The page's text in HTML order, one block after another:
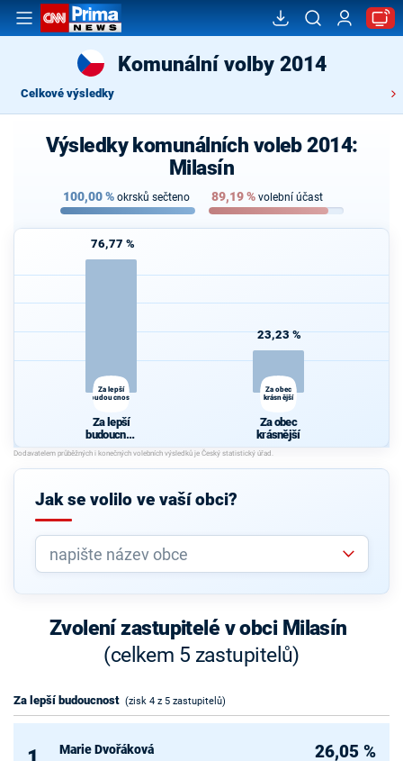
Komunální volby 2014
Celkové výsledky
Výsledky komunálních voleb 2014:
Milasín
100,00% okrsků sečteno 89,19% volební účast
76,77 %
Za lepší
budoucnost
Za lepší
budoucnos
23,23 %
Za obec
krásnější
Za obec
krásnější
Jak se volilo ve vaší obci?
Zvolení zastupitelé v obci Milasín
(celkem 5 zastupitelů)
Za lepší budoucnost (zisk 4 z 5 zastupitelů)
Marie Dvořáková 26,05 %